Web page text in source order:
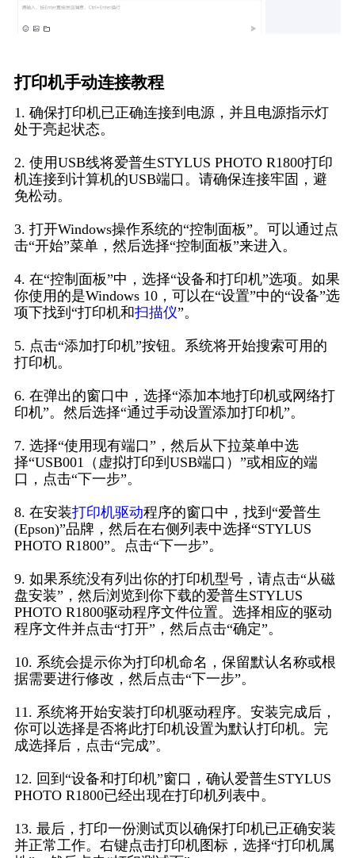
打印机手动连接教程
1. 确保打印机已正确连接到电源，并且电源指示灯
处于亮起状态。
2. 使用USB线将爱普生STYLUS PHOTO R1800打印
机连接到计算机的USB端口。请确保连接牢固，避
免松动。
3. 打开Windows操作系统的“控制面板”。可以通过点
击“开始”菜单，然后选择“控制面板”来进入。
4. 在“控制面板”中，选择“设备和打印机”选项。如果
你使用的是Windows 10，可以在“设置”中的“设备”选
项下找到“打印机和扫描仪”。
5. 点击“添加打印机”按钮。系统将开始搜索可用的
打印机。
6. 在弹出的窗口中，选择“添加本地打印机或网络打
印机”。然后选择“通过手动设置添加打印机”。
7. 选择“使用现有端口”，然后从下拉菜单中选
择“USB001（虚拟打印到USB端口）”或相应的端
口，点击“下一步”。
8. 在安装打印机驱动程序的窗口中，找到“爱普生
(Epson)”品牌，然后在右侧列表中选择“STYLUS
PHOTO R1800”。点击“下一步”。
9. 如果系统没有列出你的打印机型号，请点击“从磁
盘安装”，然后浏览到你下载的爱普生STYLUS
PHOTO R1800驱动程序文件位置。选择相应的驱动
程序文件并点击“打开”，然后点击“确定”。
10. 系统会提示你为打印机命名，保留默认名称或根
据需要进行修改，然后点击“下一步”。
11. 系统将开始安装打印机驱动程序。安装完成后，
你可以选择是否将此打印机设置为默认打印机。完
成选择后，点击“完成”。
12. 回到“设备和打印机”窗口，确认爱普生STYLUS
PHOTO R1800已经出现在打印机列表中。
13. 最后，打印一份测试页以确保打印机已正确安装
并正常工作。右键点击打印机图标，选择“打印机属